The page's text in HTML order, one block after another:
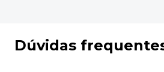
Dúvidas